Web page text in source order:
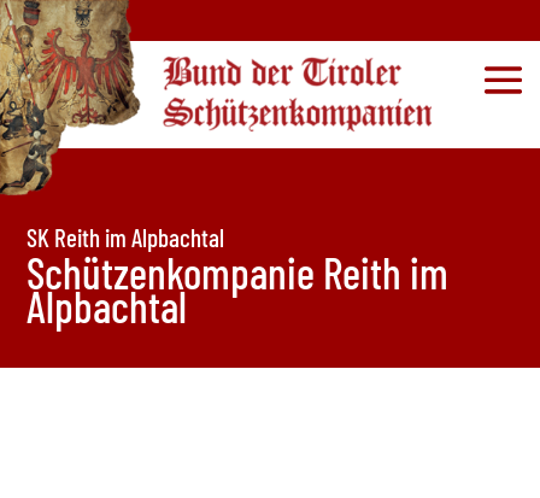
SK Reith im Alpbachtal
Schützenkompanie Reith im
Alpbachtal